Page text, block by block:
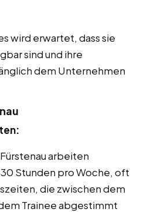
wird erwartet, dass sie
sind und ihre
dem Unternehmen
arbeiten
Stunden pro Woche, oft
die zwischen dem
Trainee abgestimmt